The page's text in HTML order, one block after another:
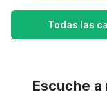
Todas las
Escuche